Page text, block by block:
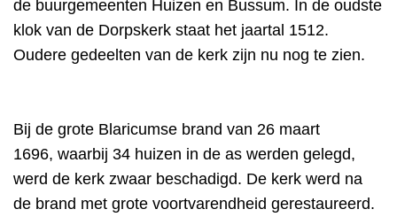
de buurgemeenten Huizen en Bussum. In de oudste
klok van de Dorpskerk staat het jaartal 1512.
Oudere gedeelten van de kerk zijn nu nog te zien.
Bij de grote Blaricumse brand van 26 maart
1696, waarbij 34 huizen in de as werden gelegd,
werd de kerk zwaar beschadigd. De kerk werd na
de brand met grote voortvarendheid gerestaureerd.